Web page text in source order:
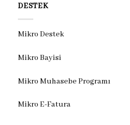
DESTEK
Mikro Destek
Mikro Bayisi
Mikro Muhasebe Programı
Mikro E-Fatura